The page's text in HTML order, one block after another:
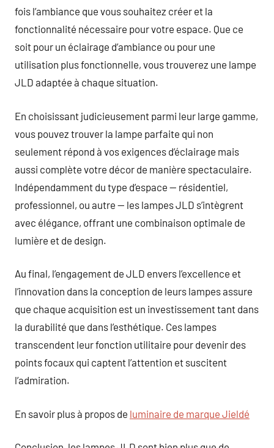
fois l’ambiance que vous souhaitez créer et la
fonctionnalité nécessaire pour votre espace. Que ce
soit pour un éclairage d’ambiance ou pour une
utilisation plus fonctionnelle, vous trouverez une lampe
JLD adaptée à chaque situation.
En choisissant judicieusement parmi leur large gamme,
vous pouvez trouver la lampe parfaite qui non
seulement répond à vos exigences d’éclairage mais
aussi complète votre décor de manière spectaculaire.
Indépendamment du type d’espace — résidentiel,
professionnel, ou autre — les lampes JLD s’intègrent
avec élégance, offrant une combinaison optimale de
lumière et de design.
Au final, l’engagement de JLD envers l’excellence et
l’innovation dans la conception de leurs lampes assure
que chaque acquisition est un investissement tant dans
la durabilité que dans l’esthétique. Ces lampes
transcendent leur fonction utilitaire pour devenir des
points focaux qui captent l’attention et suscitent
l’admiration.
En savoir plus à propos de luminaire de marque Jieldé